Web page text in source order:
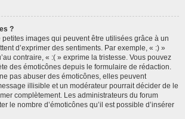
?
images qui peuvent être utilisées grâce à un
d’exprimer des sentiments. Par exemple, « :) »
contraire, « :( » exprime la tristesse. Vous pouvez
des émoticônes depuis le formulaire de rédaction.
pas abuser des émoticônes, elles peuvent
illisible et un modérateur pourrait décider de le
complètement. Les administrateurs du forum
le nombre d’émoticônes qu’il est possible d’insérer